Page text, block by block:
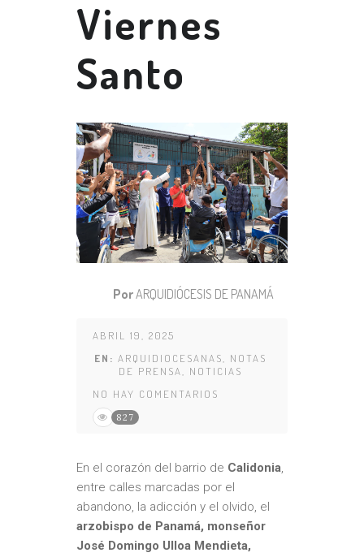
Viernes
Santo
PorARQUIDIÓCESIS DE PANAMÁ
ABRIL 19, 2025
EN: ARQUIDIOCESANAS, NOTAS
DE PRENSA, NOTICIAS
NO HAY COMENTARIOS
827
En el corazón del barrio de Calidonia,
entre calles marcadas por el
abandono, la adicción y el olvido, el
arzobispo de Panamá, monseñor
José Domingo Ulloa Mendieta,